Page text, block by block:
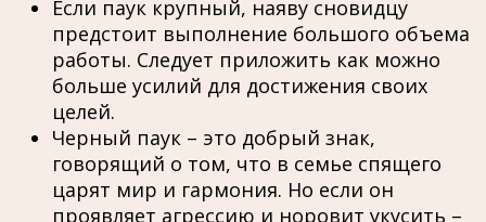
Если паук крупный, наяву сновидцу
предстоит выполнение большого объема
работы. Следует приложить как можно
больше усилий для достижения своих
целей.
Черный паук – это добрый знак,
говорящий о том, что в семье спящего
царят мир и гармония. Но если он
проявляет агрессию и норовит укусить –